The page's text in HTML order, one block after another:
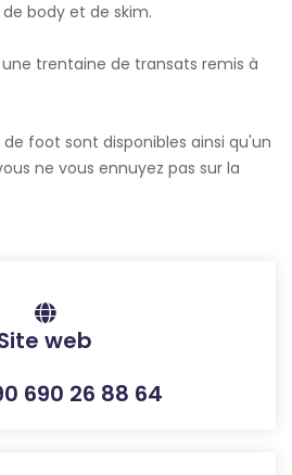
body et de skim.
trentaine de transats remis à
foot sont disponibles ainsi qu'un
ne vous ennuyez pas sur la
web
690 26 88 64